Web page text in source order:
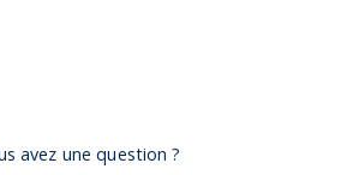
avez une question ?